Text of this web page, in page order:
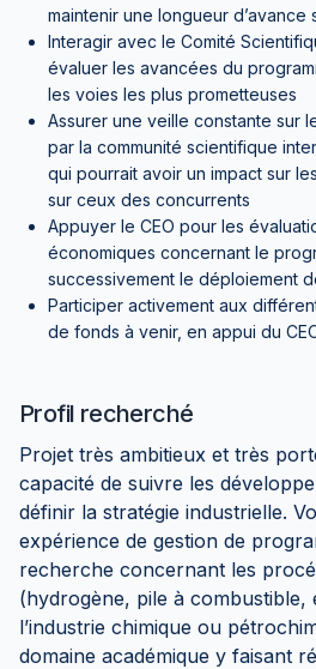
maintenir une longueur d’avance
Interagir avec le Comité
évaluer les avancées du
les voies les plus prometteuses
Assurer une veille constante sur
par la communité scientifique
qui pourrait avoir un impact sur
sur ceux des concurrents
Appuyer le CEO pour les
économiques concernant le
successivement le déploiement
Participer activement aux
de fonds à venir, en appui du
Profil recherché
Projet très ambitieux et très
capacité de suivre les
définir la stratégie industrielle.
expérience de gestion de
recherche concernant les
(hydrogène, pile à combustible,
l’industrie chimique ou
domaine académique y faisant